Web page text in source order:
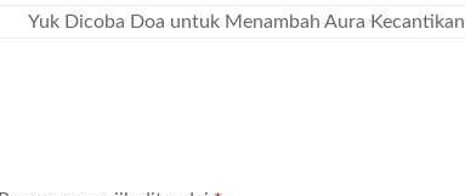
Yuk Dicoba Doa untuk Menambah Aura Kecantikan